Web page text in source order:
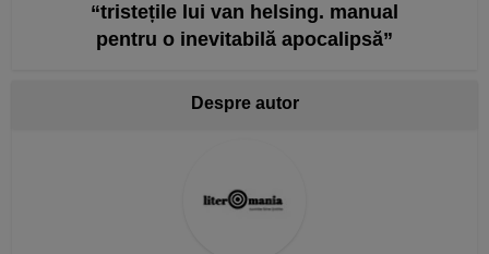
“tristețile lui van helsing. manual
pentru o inevitabilă apocalipsă”
Despre autor